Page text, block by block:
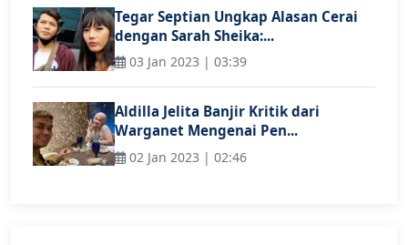
Tegar Septian Ungkap Alasan Cerai
dengan Sarah Sheika:...
03 Jan 2023 | 03:39
Aldilla Jelita Banjir Kritik dari
Warganet Mengenai Pen...
02 Jan 2023 | 02:46